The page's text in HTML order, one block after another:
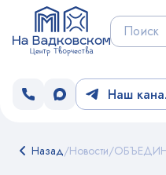
Наш
Назад/Новости/